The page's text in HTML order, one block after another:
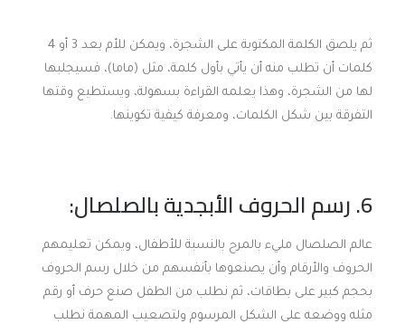
ثم يلصق الكلمة المكتوبة على الشجرة، ويمكن للأم بعد 3 أو 4
كلمات أن تطلب منه أن يأتي بأول كلمة، مثل (ماما)، فسيجلبها
لها من الشجرة، وهذا يعلمه القراءة بسهولة، ويستطيع وقتها
التفرقة بين شكل الكلمات، ومعرفة كيفية تكوينها.
6. رسم الحروف الأبجدية بالصلصال:
عالم الصلصال مليء بالمرح بالنسبة للأطفال، ويمكن تعليمهم
الحروف والأرقام وأن يصنعوها بأنفسهم من خلال رسم الحروف
بحجم كبير على بطاقات، ثم نطلب من الطفل صنع حرف أو رقم
مثله ووضعه على الشكل المرسوم ولتصعيب المهمة نطلب